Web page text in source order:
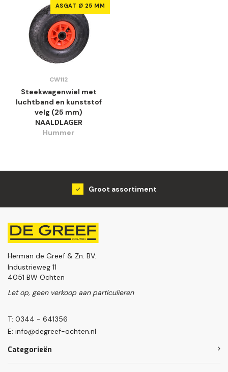
ASGAT Ø 25 MM
CW112
Steekwagenwiel met
luchtband en kunststof
velg (25 mm)
NAALDLAGER
Hummer
Groot assortiment
Herman de Greef & Zn. BV.
Industrieweg 11
4051 BW Ochten
Let op, geen verkoop aan particulieren
T: 0344 - 641356
E: info@degreef-ochten.nl
Categorieën